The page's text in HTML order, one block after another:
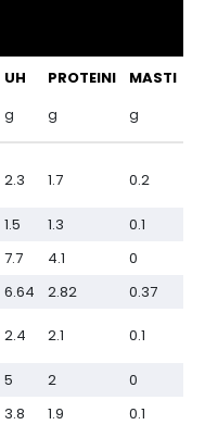
UH PROTEINI MASTI
g g g
2.3 1.7 0.2
1.5 1.3
0.1
7.7 4.1
0
6.64 2.82
0.37
2.4 2.1 0.1
5 2
0
3.8 1.9
0.1